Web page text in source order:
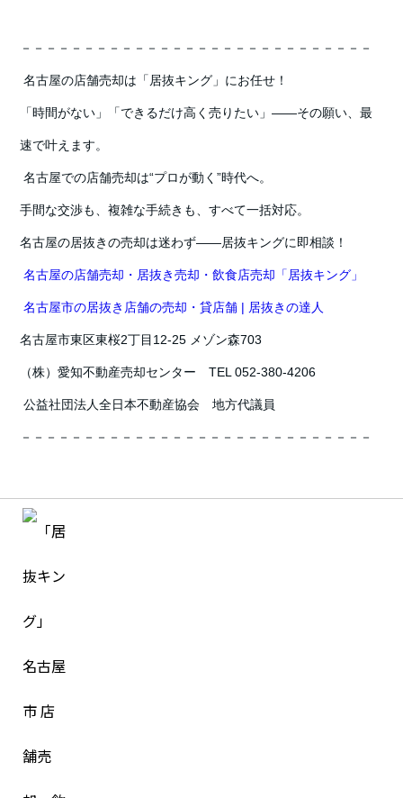
－－－－－－－－－－－－－－－－－－－－－－－－－－－－
名古屋の店舗売却は「居抜キング」にお任せ！
「時間がない」「できるだけ高く売りたい」――その願い、最
速で叶えます。
名古屋での店舗売却は“プロが動く”時代へ。
手間な交渉も、複雑な手続きも、すべて一括対応。
名古屋の居抜きの売却は迷わず――居抜キングに即相談！
名古屋の店舗売却・居抜き売却・飲食店売却「居抜キング」
名古屋市の居抜き店舗の売却・貸店舗 | 居抜きの達人
名古屋市東区東桜2丁目12-25 メゾン森703
（株）愛知不動産売却センター TEL 052-380-4206
公益社団法人全日本不動産協会 地方代議員
－－－－－－－－－－－－－－－－－－－－－－－－－－－－